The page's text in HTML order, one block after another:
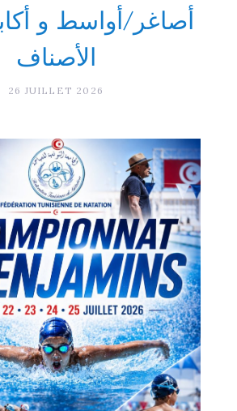
أصاغر/أواسط و
الأصناف
26 JUILLET 2026